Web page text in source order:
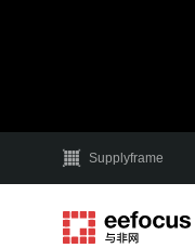
Supplyframe